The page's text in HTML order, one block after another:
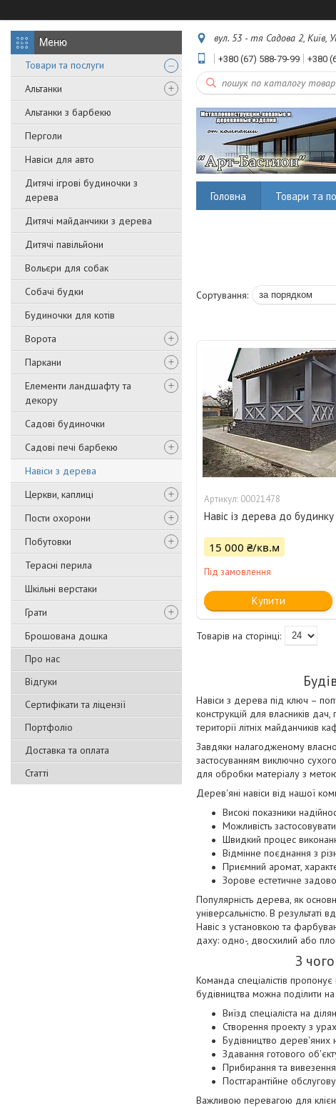
Товари та послуги
Альтанки
Альтанки з барбекю
Перголи
Навіси для авто
Дитячі ігрові будиночки з
дерева
Дитячі майданчики з дерева
Дитячі павільйони
Вольєри для собак
Собачі будки
Будиночки для котів
Ворота
Паркани
Елементи ландшафту та
декору
Садові будиночки
Садові печі барбекю
Навіси з дерева
Церкви, каплиці
Пости охорони
Побутовки
Терасні перила
Шкільні верстаки
Грати
Брошована дошка
Про нас
Відгуки
Сертифікати та ліцензії
Портфоліо
Доставка та оплата
Статті
вул. 53 - тя Садова 2, Київ,
+380 (67) 588-79-99 +380
Головна Товари та
00021478
Навіс із дерева до будинку
15 000 ₴/кв.м
Під замовлення
Купити
Навіси з дерева під ключ –
конструкцій для власників
території літніх майданчиків
Завдяки налагодженому
застосуванням виключно
для обробки матеріалу з
Дерев'яні навіси від нашої
Високі показники
Можливість
Швидкий процес
Відмінне поєднання з
Приємний аромат,
Зорове естетичне
Популярність дерева, як
універсальністю. В результаті
Навіс з установкою та
даху: одно-, двосхилий або
З
Команда спеціалістів
будівництва можна поділити на
Виїзд спеціаліста на
Створення проекту з
Будівництво дерев'яних
Здавання готового
Прибирання та вивезення
Постгарантійне
Важливою перевагою для